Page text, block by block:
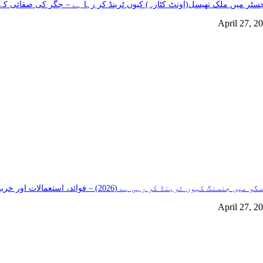
میں ملک تھیسل(اونٹ کٹارہ) کیوں ٹرینڈ کر رہا ہے – جگر کی صفائی کے
April 27,
میں جنسنگ کیوں ٹرینڈ کر رہی ہے (2026) – فوائد، استعمالات اور خریداری گائیڈ
April 27,